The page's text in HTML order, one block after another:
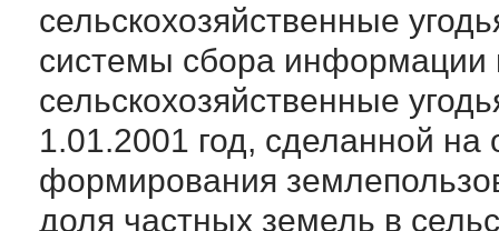
сельскохозяйственные
системы сбора информации
сельскохозяйственные
1.01.2001 год, сделанной на
формирования
доля частных земель в